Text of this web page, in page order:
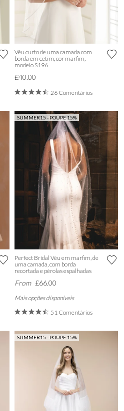
Véu curto de uma camada com
borda em cetim, cor marfim,
modelo S196
£40.00
26 Comentários
SUMMER15 - POUPE 15%
Perfect Bridal Véu em marfim, de
uma camada, com borda
recortada e pérolas espalhadas
From £66.00
Mais opções disponíveis
51 Comentários
SUMMER15 - POUPE 15%